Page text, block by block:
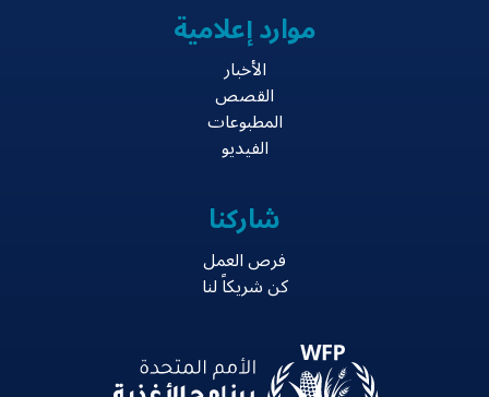
موارد إعلامية
الأخبار
القصص
المطبوعات
الفيديو
شاركنا
فرص العمل
كن شريكاً لنا